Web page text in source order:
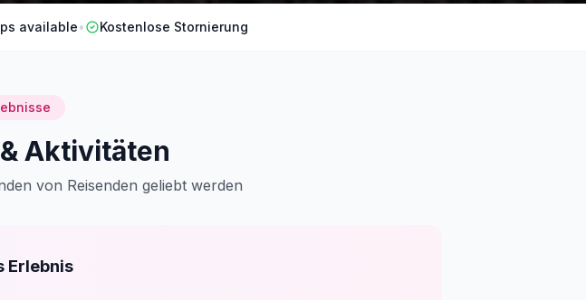
available• Kostenlose Stornierung
Aktivitäten
von Reisenden geliebt werden
Erlebnis